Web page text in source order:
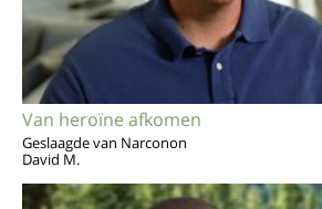
Van heroïne afkomen
Geslaagde van Narconon
David M.